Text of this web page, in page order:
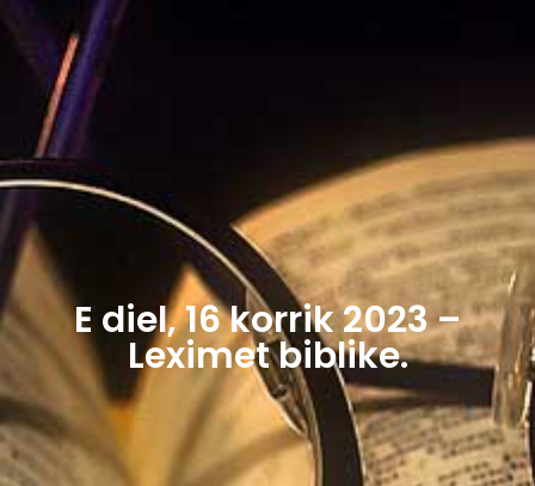
E diel, 16 korrik 2023 –
Leximet biblike.